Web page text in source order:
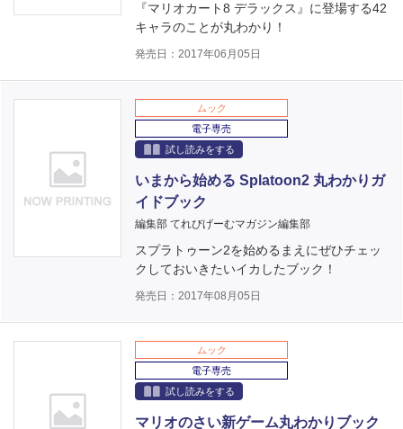
『マリオカート8 デラックス』に登場する42
キャラのことが丸わかり！
発売日：2017年06月05日
ムック
電子専売
試し読みをする
いまから始める Splatoon2 丸わかりガ
イドブック
編集部 てれびげーむマガジン編集部
スプラトゥーン2を始めるまえにぜひチェッ
クしておいきたいイカしたブック！
発売日：2017年08月05日
ムック
電子専売
試し読みをする
マリオのさい新ゲーム丸わかりブック